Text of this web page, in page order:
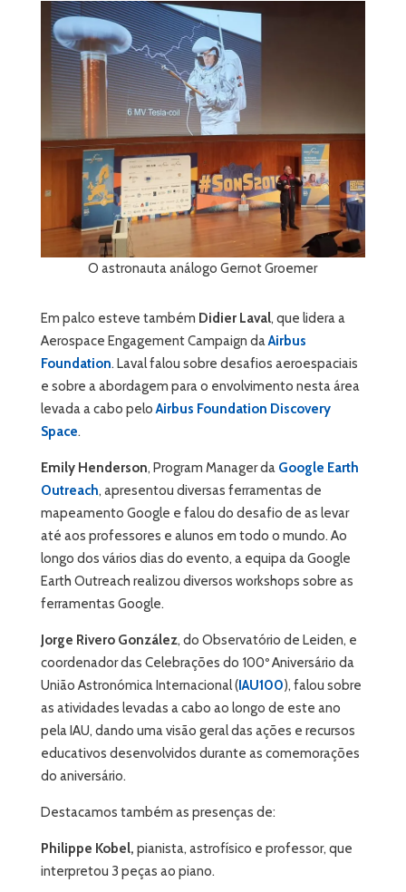
O astronauta análogo Gernot Groemer
Em palco esteve também Didier Laval, que lidera a
Aerospace Engagement Campaign daAirbus
Foundation. Laval falou sobre desafios aeroespaciais
e sobre a abordagem para o envolvimento nesta área
levada a cabo peloAirbus Foundation Discovery
Space.
Emily Henderson, Program Manager da Google Earth
Outreach, apresentou diversas ferramentas de
mapeamento Google e falou do desafio de as levar
até aos professores e alunos em todo o mundo. Ao
longo dos vários dias do evento, a equipa da Google
Earth Outreach realizou diversos workshops sobre as
ferramentas Google.
Jorge Rivero González, do Observatório de Leiden, e
coordenador das Celebrações do 100º Aniversário da
União Astronómica Internacional (IAU100), falou sobre
as atividades levadas a cabo ao longo de este ano
pela IAU, dando uma visão geral das ações e recursos
educativos desenvolvidos durante as comemorações
do aniversário.
Destacamos também as presenças de:
Philippe Kobel, pianista, astrofísico e professor, que
interpretou 3 peças ao piano.